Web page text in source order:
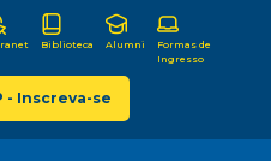
Biblioteca Alumni
Formas de
Ingresso
- Inscreva-se